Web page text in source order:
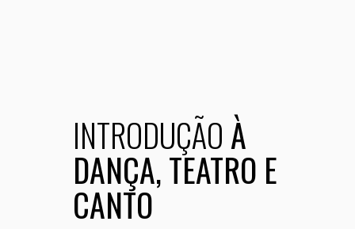
INTRODUÇÃOÀ
DANÇA, TEATRO E
CANTO